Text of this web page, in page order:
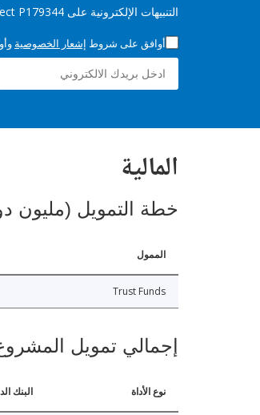
التنبيهات الإلكترونية على Project P179344
أوافق على شروط إشعار الخصوصية
المالية
خطة التمويل (مليون
الممول
Trust Funds
إجمالي تمويل
نوع الأداة البنك